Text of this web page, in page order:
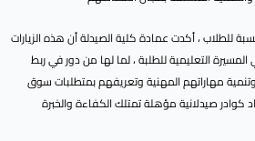
للطلاب ، أكدت عمادة كلية الصيدلة أن هذه الزيارات
التعليمية للطلبة ، لما لها من دور في ربط
مهاراتهم المهنية وتعريفهم بمتطلبات سوق
صيدلانية مؤهلة تمتلك الكفاءة والخبرة